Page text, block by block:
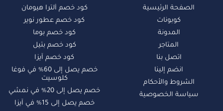
الصفحة الرئيسية
كوبونات
المدونة
المتاجر
اتصل بنا
انضم إلينا
الشروط والأحكام
سياسة الخصوصية
كود خصم ألترا هيومان
كود خصم عطور نوير
كود خصم بوما
كود خصم بتيل
كود خصم آيزا
خصم يصل إلى 60% في فوغا
كلوسيت
خصم يصل إلى 20% في نمشي
خصم يصل إلى 15% في آيزا